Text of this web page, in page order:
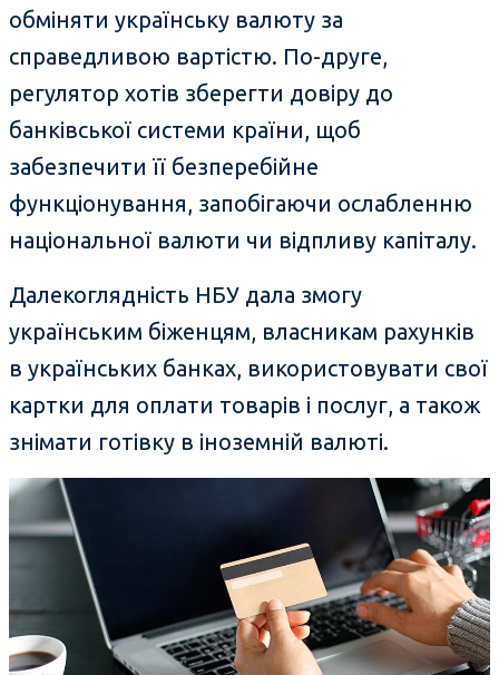
обміняти українську валюту за
справедливою вартістю. По-друге,
регулятор хотів зберегти довіру до
банківської системи країни, щоб
забезпечити її безперебійне
функціонування, запобігаючи ослабленню
національної валюти чи відпливу капіталу.
Далекоглядність НБУ дала змогу
українським біженцям, власникам рахунків
в українських банках, використовувати свої
картки для оплати товарів і послуг, а також
знімати готівку в іноземній валюті.